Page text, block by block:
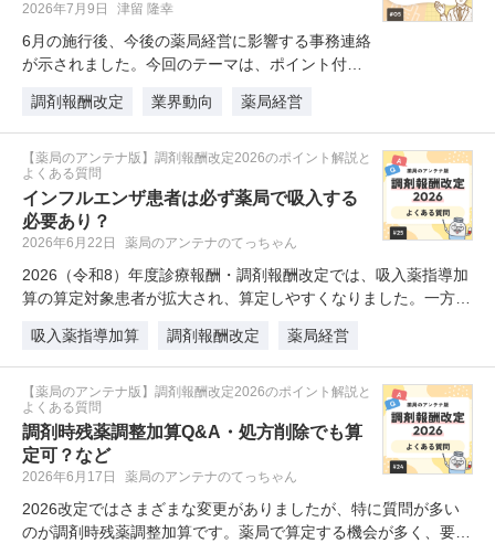
2026年7月9日 津留 隆幸
6月の施行後、今後の薬局経営に影響する事務連絡
が示されました。今回のテーマは、ポイント付与
調剤報酬改定
業界動向 薬局経営
【薬局のアンテナ版】調剤報酬改定2026のポイント解説と
よくある質問
インフルエンザ患者は必ず薬局で吸入する
必要あり？
2026年6月22日 薬局のアンテナのてっちゃん
2026（令和8）年度診療報酬・調剤報酬改定では、吸入薬指導加
算の算定対象患者が拡大され、算定しやすくなりました。一方
吸入薬指導加算
調剤報酬改定 薬局経営
【薬局のアンテナ版】調剤報酬改定2026のポイント解説と
よくある質問
調剤時残薬調整加算Q&A・処方削除でも算
定可？など
2026年6月17日 薬局のアンテナのてっちゃん
2026改定ではさまざまな変更がありましたが、特に質問が多い
のが調剤時残薬調整加算です。薬局で算定する機会が多く、要件